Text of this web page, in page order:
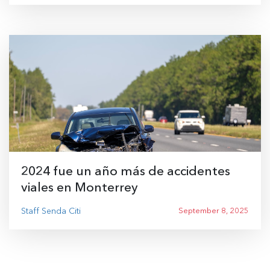
2024 fue un año más de accidentes
viales en Monterrey
Staff Senda Citi September 8, 2025